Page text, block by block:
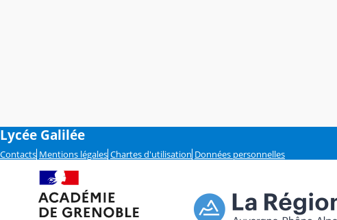
Lycée Galilée
Contacts Mentions légales Chartes d'utilisation Données personnelles